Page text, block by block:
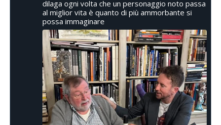
dilaga ogni volta che un personaggio noto passa
al miglior vita è quanto di più ammorbante si
possa immaginare